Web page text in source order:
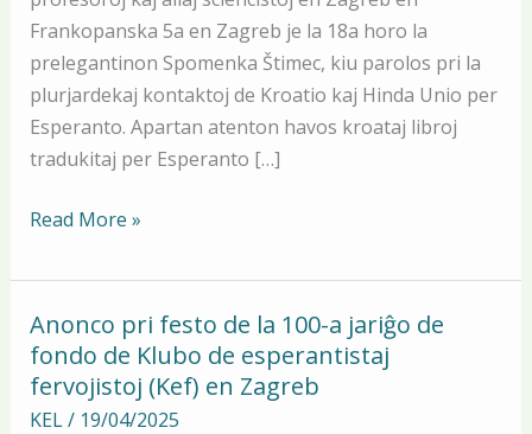
Frankopanska 5a en Zagreb je la 18a horo la
prelegantinon Spomenka Štimec, kiu parolos pri la
plurjardekaj kontaktoj de Kroatio kaj Hinda Unio per
Esperanto. Apartan atenton havos kroataj libroj
tradukitaj per Esperanto […]
Hinda
Unio
Read More »
Anonco pri festo de la 100-a jariĝo de
fondo de Klubo de esperantistaj
fervojistoj (Kef) en Zagreb
KEL/ 19/04/2025
Anonco
pri
festo
de